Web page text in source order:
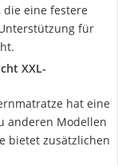
die eine festere
für
XXL-
hat eine
anderen Modellen
bietet zusätzlichen